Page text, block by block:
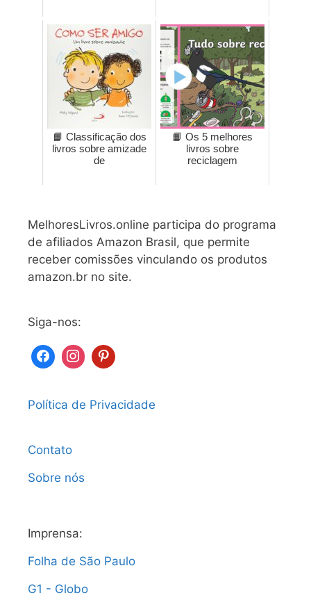
📙 Classificação dos
livros sobre amizade
de
📙 Os 5 melhores
livros sobre
reciclagem
MelhoresLivros.online participa do programa
de afiliados Amazon Brasil, que permite
receber comissões vinculando os produtos
amazon.br no site.
Siga-nos:
Política de Privacidade
Contato
Sobre nós
Imprensa:
Folha de São Paulo
G1 - Globo